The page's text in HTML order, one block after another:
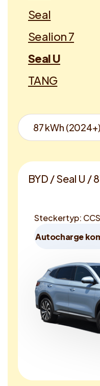
Seal
Sealion 7
Seal U
TANG
BYD / Seal U /
Steckertyp: CCS
Autocharge